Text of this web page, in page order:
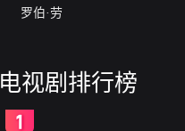
罗伯·劳
电视剧排行榜